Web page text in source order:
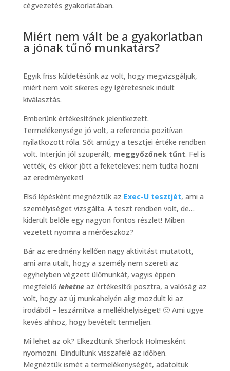
cégvezetés gyakorlatában.
Miért nem vált be a gyakorlatban
a jónak tűnő munkatárs?
Egyik friss küldetésünk az volt, hogy megvizsgáljuk,
miért nem volt sikeres egy ígéretesnek indult
kiválasztás.
Emberünk értékesítőnek jelentkezett.
Termelékenysége jó volt, a referencia pozitívan
nyilatkozott róla. Sőt amúgy a tesztjei értéke rendben
volt. Interjún jól szuperált, meggyőzőnek tűnt. Fel is
vették, és ekkor jött a feketeleves: nem tudta hozni
az eredményeket!
Első lépésként megnéztük az Exec-U tesztjét, ami a
személyiséget vizsgálta. A teszt rendben volt, de…
kiderült belőle egy nagyon fontos részlet! Miben
vezetett nyomra a mérőeszköz?
Bár az eredmény kellően nagy aktivitást mutatott,
ami arra utalt, hogy a személy nem szereti az
egyhelyben végzett ülőmunkát, vagyis éppen
megfelelő lehetneaz értékesítői posztra, a valóság az
volt, hogy az új munkahelyén alig mozdult ki az
irodából – leszámítva a mellékhelyiséget! 🙂 Ami ugye
kevés ahhoz, hogy bevételt termeljen.
Mi lehet az ok? Elkezdtünk Sherlock Holmesként
nyomozni. Elindultunk visszafelé az időben.
Megnéztük ismét a termelékenységét, adatoltuk